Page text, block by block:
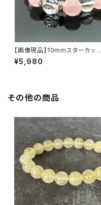
【画像現品】10mmスターカット
クォーツ×ローズクォーツ ブレ
スレット
¥5,980
その他の商品